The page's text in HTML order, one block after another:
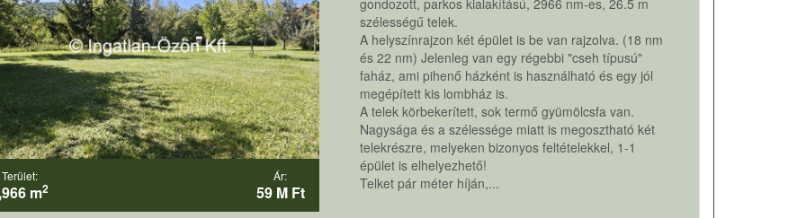
Terület:
m2
Ár:
59 M Ft
szélességű telek.
A helyszínrajzon két épület is be van rajzolva. (18 nm
és 22 nm) Jelenleg van egy régebbi "cseh típusú"
faház, ami pihenő házként is használható és egy jól
megépített kis lombház is.
A telek körbekerített, sok termő gyümölcsfa van.
Nagysága és a szélessége miatt is megosztható két
telekrészre, melyeken bizonyos feltételekkel, 1-1
épület is elhelyezhető!
Telket pár méter híján,...